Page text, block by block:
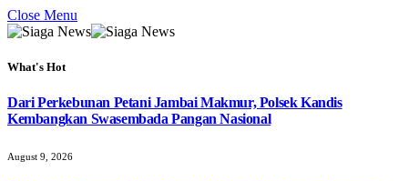
Close Menu
What's Hot
Dari Perkebunan Petani Jambai Makmur, Polsek Kandis
Kembangkan Swasembada Pangan Nasional
August 9, 2026